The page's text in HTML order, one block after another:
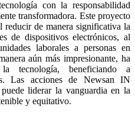
con la responsabilidad
transformadora. Este proyecto
de manera significativa la
de dispositivos electrónicos, al
laborales a personas en
aún más impresionante, ha
tecnología, beneficiando a
Las acciones de Newsan IN
liderar la vanguardia en la
y equitativo.